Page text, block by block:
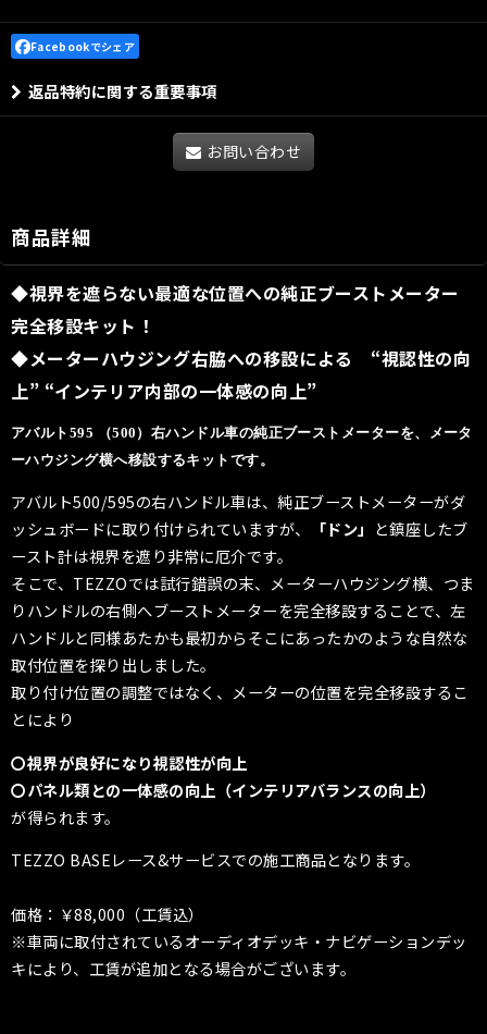
Facebookでシェア
返品特約に関する重要事項
お問い合わせ
商品詳細
◆視界を遮らない最適な位置への純正ブーストメーター
完全移設キット！
◆メーターハウジング右脇への移設による “視認性の向
上” “インテリア内部の一体感の向上”
アバルト595 （500）右ハンドル車の純正ブーストメーターを、メータ
ーハウジング横へ移設するキットです。
アバルト500/595の右ハンドル車は、純正ブーストメーターがダ
ッシュボードに取り付けられていますが、
「ドン」
と鎮座したブ
ースト計は視界を遮り非常に厄介です。
そこで、TEZZOでは試行錯誤の末、メーターハウジング横、つま
りハンドルの右側へブーストメーターを完全移設することで、左
ハンドルと同様あたかも最初からそこにあったかのような自然な
取付位置を探り出しました。
取り付け位置の調整ではなく、メーターの位置を完全移設するこ
とにより
〇視界が良好になり視認性が向上
〇パネル類との一体感の向上（インテリアバランスの向上）
が得られます。
TEZZO BASEレース&サービスでの施工商品となります。
価格：￥88,000（工賃込）
※車両に取付されているオーディオデッキ・ナビゲーションデッ
キにより、工賃が追加となる場合がございます。